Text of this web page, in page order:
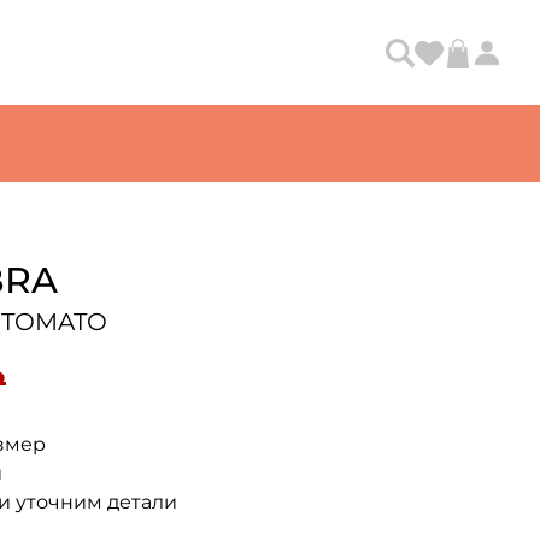
уточним детали